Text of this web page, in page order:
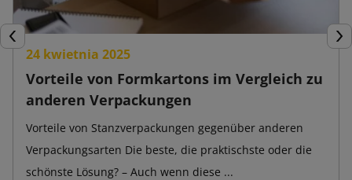
Zurück24 kwietnia 2025
Vorteile von Formkartons im Vergleich zu
anderen Verpackungen
Vorteile von Stanzverpackungen gegenüber anderen
Verpackungsarten Die beste, die praktischste oder die
schönste Lösung? – Auch wenn diese ...